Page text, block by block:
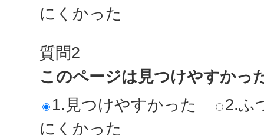
にくかった
質問2
このページは見つけやすかっ
1.見つけやすかった
2.ふ
にくかった